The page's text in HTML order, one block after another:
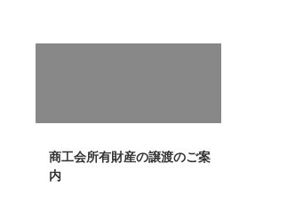
商工会所有財産の譲渡のご案
内